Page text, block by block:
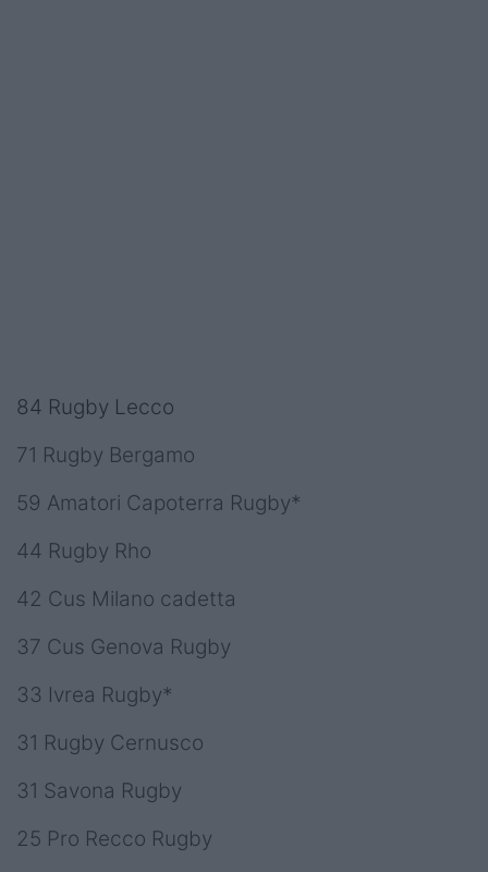
84 Rugby Lecco
71 Rugby Bergamo
59 Amatori Capoterra Rugby*
44 Rugby Rho
42 Cus Milano cadetta
37 Cus Genova Rugby
33 Ivrea Rugby*
31 Rugby Cernusco
31 Savona Rugby
25 Pro Recco Rugby